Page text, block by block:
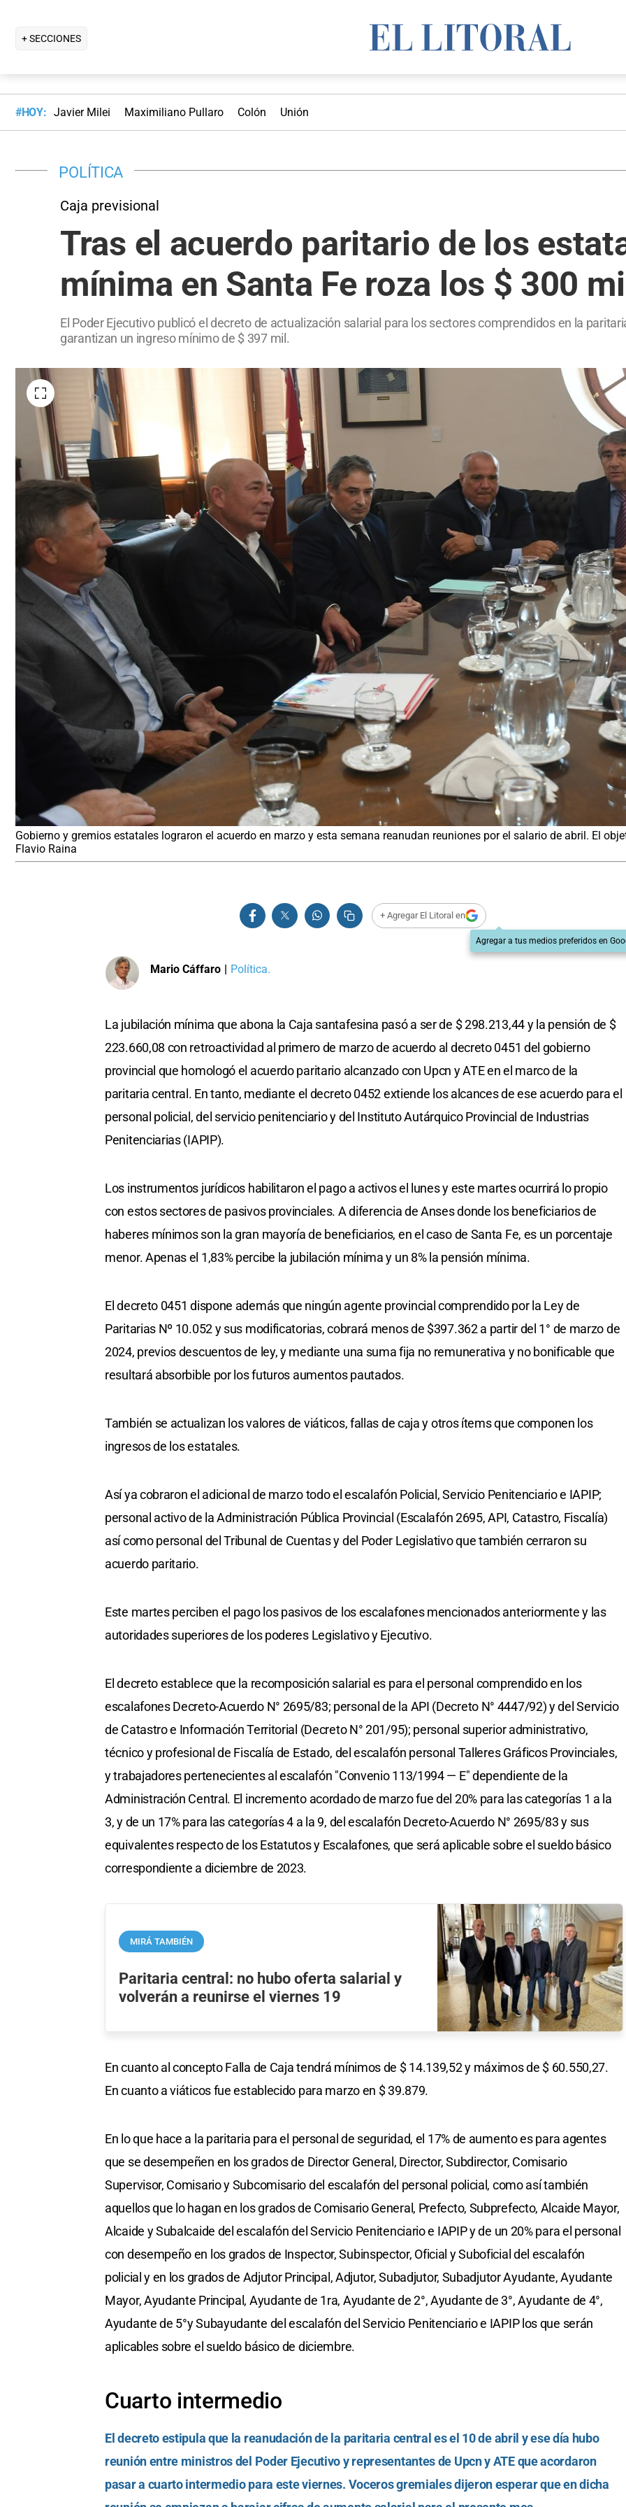
+ SECCIONES
#HOY: Javier Milei Maximiliano Pullaro Colón Unión
POLÍTICA
Caja previsional
Tras el acuerdo paritario de los
mínima en Santa Fe roza los $ 300
El Poder Ejecutivo publicó el decreto de actualización salarial para los sectores comprendidos en la
garantizan un ingreso mínimo de $ 397 mil.
Gobierno y gremios estatales lograron el acuerdo en marzo y esta semana reanudan reuniones por el salario de abril. El
Flavio Raina
+ Agregar El Litoral en
Agregar a tus medios preferidos en
Mario Cáffaro | Política.
La jubilación mínima que abona la Caja santafesina pasó a ser de $ 298.213,44 y la pensión de $
223.660,08 con retroactividad al primero de marzo de acuerdo al decreto 0451 del gobierno
provincial que homologó el acuerdo paritario alcanzado con Upcn y ATE en el marco de la
paritaria central. En tanto, mediante el decreto 0452 extiende los alcances de ese acuerdo para el
personal policial, del servicio penitenciario y del Instituto Autárquico Provincial de Industrias
Penitenciarias (IAPIP).
Los instrumentos jurídicos habilitaron el pago a activos el lunes y este martes ocurrirá lo propio
con estos sectores de pasivos provinciales. A diferencia de Anses donde los beneficiarios de
haberes mínimos son la gran mayoría de beneficiarios, en el caso de Santa Fe, es un porcentaje
menor. Apenas el 1,83% percibe la jubilación mínima y un 8% la pensión mínima.
El decreto 0451 dispone además que ningún agente provincial comprendido por la Ley de
Paritarias Nº 10.052 y sus modificatorias, cobrará menos de $397.362 a partir del 1° de marzo de
2024, previos descuentos de ley, y mediante una suma fija no remunerativa y no bonificable que
resultará absorbible por los futuros aumentos pautados.
También se actualizan los valores de viáticos, fallas de caja y otros ítems que componen los
ingresos de los estatales.
Así ya cobraron el adicional de marzo todo el escalafón Policial, Servicio Penitenciario e IAPIP;
personal activo de la Administración Pública Provincial (Escalafón 2695, API, Catastro, Fiscalía)
así como personal del Tribunal de Cuentas y del Poder Legislativo que también cerraron su
acuerdo paritario.
Este martes perciben el pago los pasivos de los escalafones mencionados anteriormente y las
autoridades superiores de los poderes Legislativo y Ejecutivo.
El decreto establece que la recomposición salarial es para el personal comprendido en los
escalafones Decreto-Acuerdo N° 2695/83; personal de la API (Decreto N° 4447/92) y del Servicio
de Catastro e Información Territorial (Decreto N° 201/95); personal superior administrativo,
técnico y profesional de Fiscalía de Estado, del escalafón personal Talleres Gráficos Provinciales,
y trabajadores pertenecientes al escalafón "Convenio 113/1994 — E" dependiente de la
Administración Central. El incremento acordado de marzo fue del 20% para las categorías 1 a la
3, y de un 17% para las categorías 4 a la 9, del escalafón Decreto-Acuerdo N° 2695/83 y sus
equivalentes respecto de los Estatutos y Escalafones, que será aplicable sobre el sueldo básico
correspondiente a diciembre de 2023.
MIRÁ TAMBIÉN
Paritaria central: no hubo oferta salarial y
volverán a reunirse el viernes 19
En cuanto al concepto Falla de Caja tendrá mínimos de $ 14.139,52 y máximos de $ 60.550,27.
En cuanto a viáticos fue establecido para marzo en $ 39.879.
En lo que hace a la paritaria para el personal de seguridad, el 17% de aumento es para agentes
que se desempeñen en los grados de Director General, Director, Subdirector, Comisario
Supervisor, Comisario y Subcomisario del escalafón del personal policial, como así también
aquellos que lo hagan en los grados de Comisario General, Prefecto, Subprefecto, Alcaide Mayor,
Alcaide y Subalcaide del escalafón del Servicio Penitenciario e IAPIP y de un 20% para el personal
con desempeño en los grados de Inspector, Subinspector, Oficial y Suboficial del escalafón
policial y en los grados de Adjutor Principal, Adjutor, Subadjutor, Subadjutor Ayudante, Ayudante
Mayor, Ayudante Principal, Ayudante de 1ra, Ayudante de 2°, Ayudante de 3°, Ayudante de 4°,
Ayudante de 5°y Subayudante del escalafón del Servicio Penitenciario e IAPIP los que serán
aplicables sobre el sueldo básico de diciembre.
Cuarto intermedio
El decreto estipula que la reanudación de la paritaria central es el 10 de abril y ese día hubo
reunión entre ministros del Poder Ejecutivo y representantes de Upcn y ATE que acordaron
pasar a cuarto intermedio para este viernes. Voceros gremiales dijeron esperar que en dicha